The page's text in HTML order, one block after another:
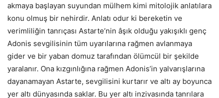
akmaya başlayan suyundan mülhem kimi mitolojik anlatılara
konu olmuş bir nehirdir. Anlatı odur ki bereketin ve
verimliliğin tanrıçası Astarte’nin âşık olduğu yakışıklı genç
Adonis sevgilisinin tüm uyarılarına rağmen avlanmaya
gider ve bir yaban domuz tarafından ölümcül bir şekilde
yaralanır. Ona kızgınlığına rağmen Adonis’in yalvarışlarına
dayanamayan Astarte, sevgilisini kurtarır ve altı ay boyunca
yer altı dünyasında saklar. Bu yer altı inzivasında tanrılara